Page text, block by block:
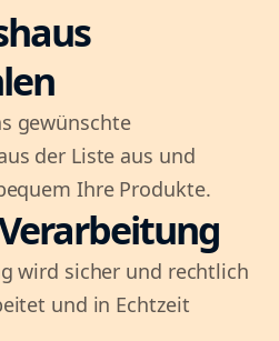
gewünschte
der Liste aus und
Ihre Produkte.
wird sicher und rechtlich
und in Echtzeit